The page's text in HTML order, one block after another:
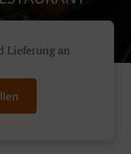
Lieferung an